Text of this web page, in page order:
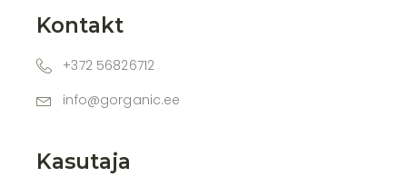
Kontakt
+372 56826712
info@gorganic.ee
Kasutaja